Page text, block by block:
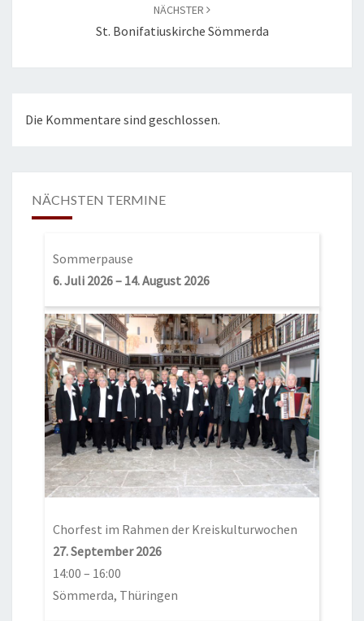
NÄCHSTER
St. Bonifatiuskirche Sömmerda
Die Kommentare sind geschlossen.
NÄCHSTEN TERMINE
Sommerpause
6. Juli 2026– 14. August 2026
Chorfest im Rahmen der Kreiskulturwochen
27. September 2026
14:00 – 16:00
Sömmerda, Thüringen